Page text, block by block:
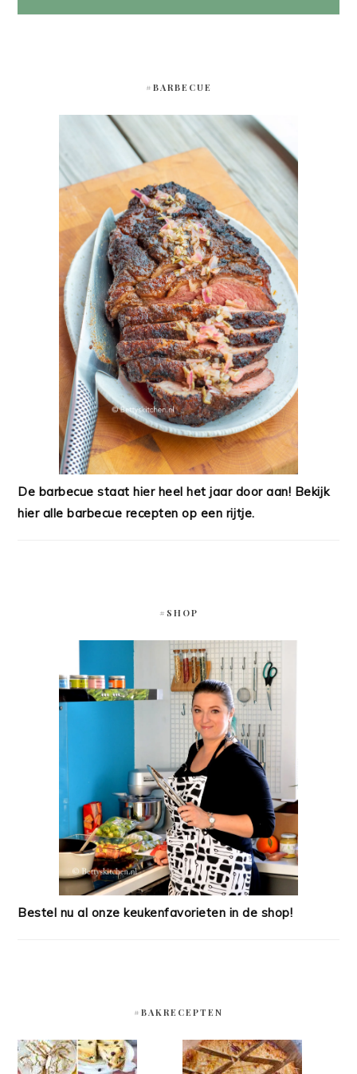
#BARBECUE
De barbecue staat hier heel het jaar door aan! Bekijk
hier alle barbecue recepten op een rijtje.
#SHOP
Bestel nu al onze keukenfavorieten in de shop!
#BAKRECEPTEN